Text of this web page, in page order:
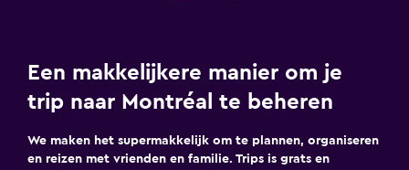
Een makkelijkere manier om je
trip naar Montréal te beheren
We maken het supermakkelijk om te plannen, organiseren
en reizen met vrienden en familie. Trips is grats en